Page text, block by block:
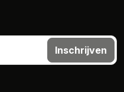
Inschrijven